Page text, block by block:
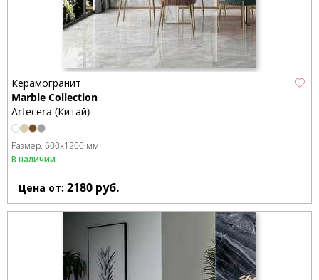
Керамогранит
Marble Collection
Artecera (Китай)
Размер: 600x1200 мм
В наличии
Цена от: 2180 руб.